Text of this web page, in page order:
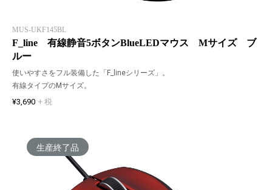
MUS-UKF145BL
F_line 有線静音5ボタンBlueLEDマウス Mサイズ ブ
ルー
使いやすさをフル装備した「F_lineシリーズ」。
有線タイプのMサイズ。
¥3,690 + 税
生産終了品